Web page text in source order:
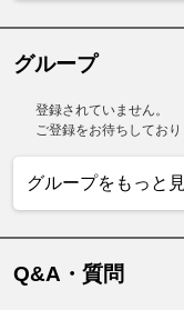
グループ
登録されていません。
ご登録をお待ちしており
グループをもっと
Q&A・質問